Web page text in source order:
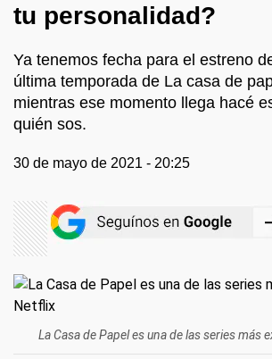
tu personalidad?
Ya tenemos fecha para el estreno
última temporada de La casa de
mientras ese momento llega hacé
quién sos.
30 de mayo de 2021 - 20:25
La Casa de Papel es una de las series más